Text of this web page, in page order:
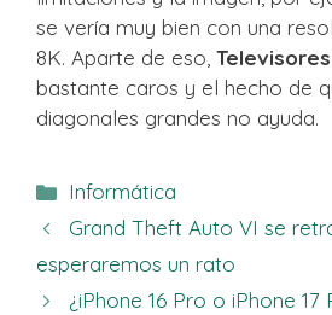
se vería muy bien con una
8K. Aparte de eso,
bastante caros y el hecho de
diagonales grandes no ayuda.
Categorías
Informática
Grand Theft Auto VI se
esperaremos un rato
¿iPhone 16 Pro o iPhone 17